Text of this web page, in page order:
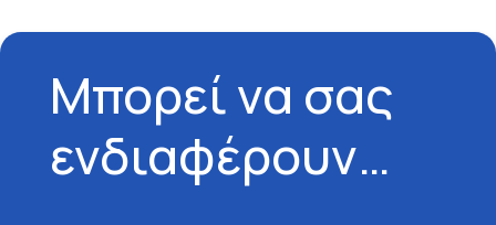
Μπορεί να σας
ενδιαφέρουν…